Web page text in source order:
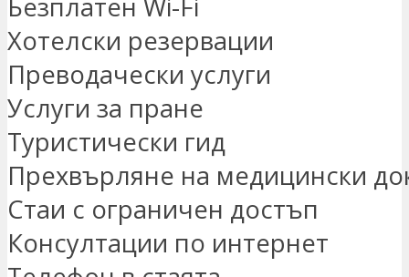
Безплатен Wi-Fi
Хотелски резервации
Преводачески услуги
Услуги за пране
Туристически гид
Прехвърляне на медицински
Стаи с ограничен достъп
Консултации по интернет